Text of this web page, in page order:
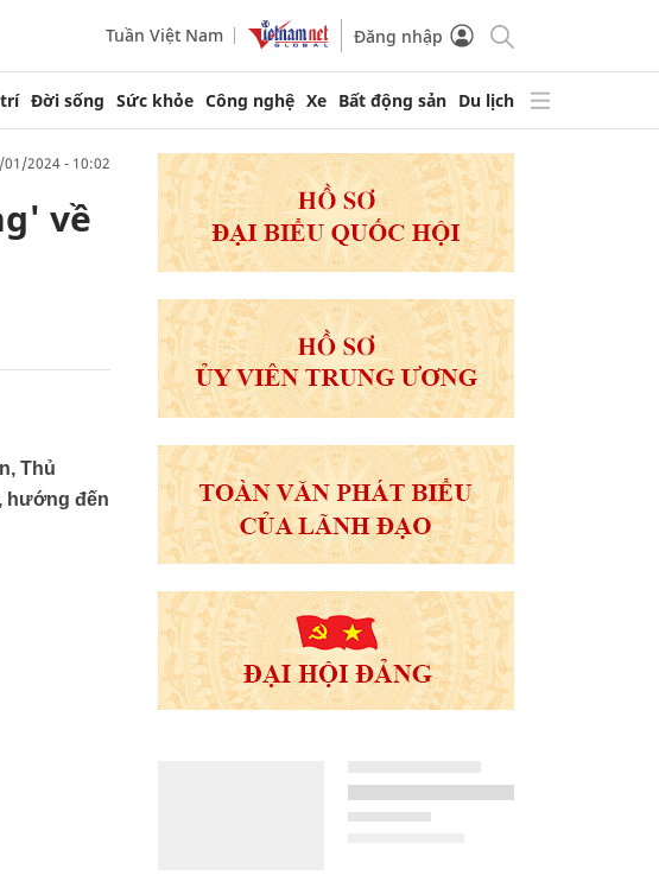
Tuần Việt Nam Đăng nhập
trí Đời sống Sức khỏe Công nghệ Xe Bất động sản Du lịch
01/2024 - 10:02
về
Thủ
hướng đến